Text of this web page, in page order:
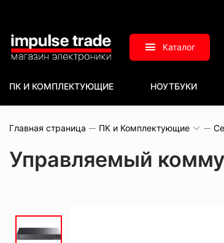
Каталог
ПК И КОМПЛЕКТУЮЩИЕ НОУТБУКИ
Главная страница ПК и Комплектующие
Управляемый